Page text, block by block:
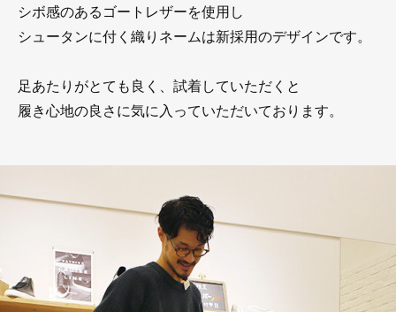
シボ感のあるゴートレザーを使用し
シュータンに付く織りネームは新採用のデザインです。
足あたりがとても良く、試着していただくと
履き心地の良さに気に入っていただいております。